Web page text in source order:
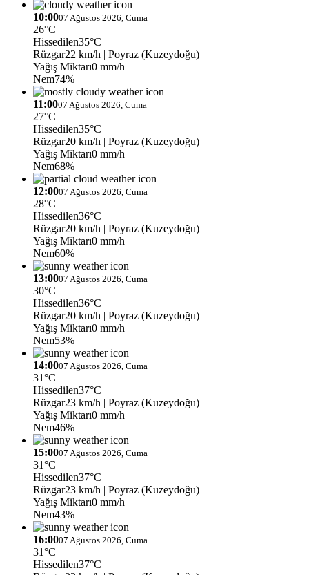
10:0007 Ağustos 2026, Cuma
26°C
Hissedilen35°C
Rüzgar22 km/h | Poyraz (Kuzeydoğu)
Yağış Miktarı0 mm/h
Nem74%
11:0007 Ağustos 2026, Cuma
27°C
Hissedilen35°C
Rüzgar20 km/h | Poyraz (Kuzeydoğu)
Yağış Miktarı0 mm/h
Nem68%
12:0007 Ağustos 2026, Cuma
28°C
Hissedilen36°C
Rüzgar20 km/h | Poyraz (Kuzeydoğu)
Yağış Miktarı0 mm/h
Nem60%
13:0007 Ağustos 2026, Cuma
30°C
Hissedilen36°C
Rüzgar20 km/h | Poyraz (Kuzeydoğu)
Yağış Miktarı0 mm/h
Nem53%
14:0007 Ağustos 2026, Cuma
31°C
Hissedilen37°C
Rüzgar23 km/h | Poyraz (Kuzeydoğu)
Yağış Miktarı0 mm/h
Nem46%
15:0007 Ağustos 2026, Cuma
31°C
Hissedilen37°C
Rüzgar23 km/h | Poyraz (Kuzeydoğu)
Yağış Miktarı0 mm/h
Nem43%
16:0007 Ağustos 2026, Cuma
31°C
Hissedilen37°C